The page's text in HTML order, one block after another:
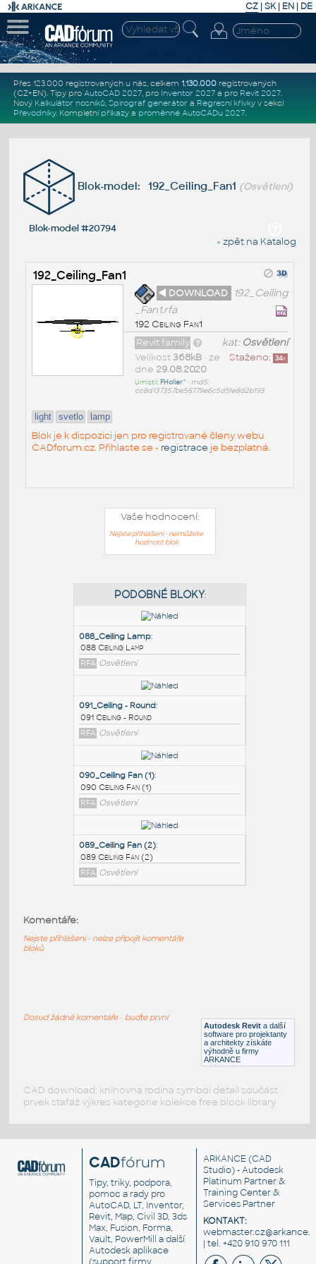
CZ | SK| EN | DE
Přes 123.000 registrovaných u nás, celkem 1.130.000registrovaných
(CZ+EN). Tipy pro AutoCAD 2027, pro Inventor 2027a pro Revit 2027.
Nový Kalkulátor nosníků, Spirograf generátor a Regresní křivkyv sekci
Převodníky. Kompletní příkazya proměnné AutoCADu 2027.
Blok-model: 192_Ceiling_Fan1 (Osvětlení)
Blok-model #20794
« zpět na Katalog
192_Ceiling_Fan1
◄ DOWNLOAD
192_Ceiling
_Fan1.rfa
192 Ceiling Fan1
kat: Osvětlení
Revit family
Staženo: 34x
Velikost368kB• ze
dne 29.08.2020
Umístil: FHoller^ • md5:
cc8d137357be58779e6c5d51e8d2b193
light svetlo lamp
Blok je k dispozici jen pro registrované členy webu
CADforum.cz. Přihlaste se - registrace je bezplatná.
Vaše hodnocení:
Nejste přihlášeni - nemůžete
hodnotit blok
PODOBNÉ BLOKY
088_Ceiling Lamp:
088 Ceiling Lamp
RFA Osvětlení
091_Ceiling - Round
091 Ceiling - Round
RFA Osvětlení
RFA Osvětlení
Autodesk Revit a další
software pro projektanty
a architekty získáte
výhodně u firmy
ARKANCE
Komentáře:
Nejste přihlášeni - nelze připojit komentáře
bloků
Dosud žádné komentáře - buďte první
CAD download: knihovna rodina symbol detail součást
prvek stafáž výkres kategorie kolekce free block library
CADfórum
Tipy, triky, podpora,
pomoc a rady pro
AutoCAD, LT, Inventor,
Revit, Map, Civil 3D, 3ds
Max, Fusion, Forma,
Vault, PowerMill a další
Autodesk aplikace
ARKANCE (CAD
Studio) - Autodesk
Platinum Partner &
Training Center &
Services Partner
KONTAKT:
| tel. +420 910 970 111